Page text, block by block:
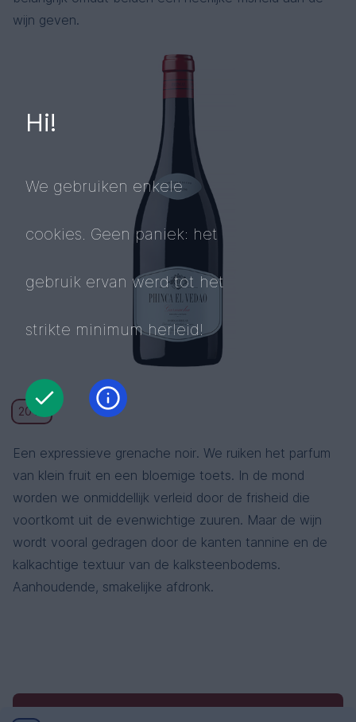
wijn geven.
2019
Een expressieve grenache noir. We ruiken het parfum
van klein fruit en een bloemige toets. In de mond
worden we onmiddellijk verleid door de frisheid die
voortkomt uit de evenwichtige zuuren. Maar de wijn
wordt vooral gedragen door de kanten tannine en de
kalkachtige textuur van de kalksteenbodems.
Aanhoudende, smakelijke afdronk.
Hi!
We gebruiken enkele
cookies. Geen paniek: het
gebruik ervan werd tot het
strikte minimum herleid!